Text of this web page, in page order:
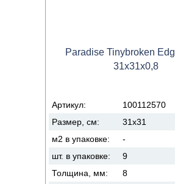
Paradise Tinybroken
31x31x0,8
Артикул:
100112570
Размер, см:
31x31
м2 в упаковке:
-
шт. в упаковке:
9
Толщина, мм:
8